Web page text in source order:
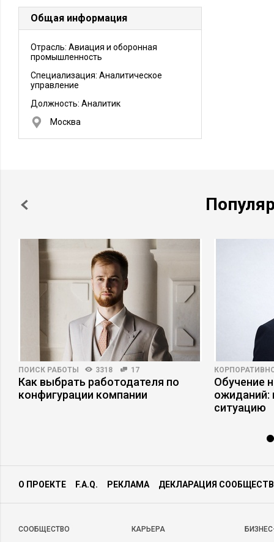
Общая информация
Отрасль: Авиация и оборонная
промышленность
Специализация: Аналитическое
управление
Должность: Аналитик
Москва
ПОИСК РАБОТЫ 3318 17
Как выбрать работодателя по
конфигурации компании
Обучение
ожиданий:
ситуацию
О ПРОЕКТЕ F.A.Q. РЕКЛАМА ДЕКЛАРАЦИЯ
CООБЩЕСТВО КАРЬЕРА